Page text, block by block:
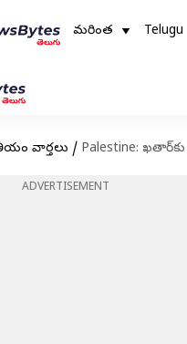
మరింత Telugu
వార్తలు / Palestine: ఖతార్‌కు చెందిన అల్‌జజీరా వార్తా
ADVERTISEMENT